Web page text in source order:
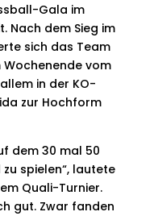
Gala im
Nach dem Sieg im
sich das Team
vom
in der KO-
zur Hochform
dem 30 mal 50
spielen“, lautete
Quali-Turnier.
gut. Zwar fanden